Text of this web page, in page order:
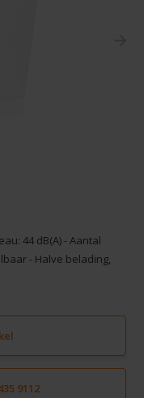
44 dB(A) - Aantal
- Halve belading,
9112